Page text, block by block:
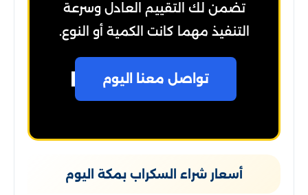
تضمن لك التقييم العادل وسرعة
التنفيذ مهما كانت الكمية أو النوع.
تواصل معنا اليوم
أسعار شراء السكراب بمكة اليوم